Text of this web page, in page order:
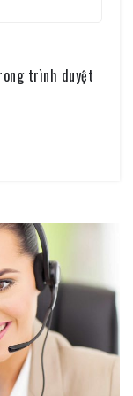
trình duyệt